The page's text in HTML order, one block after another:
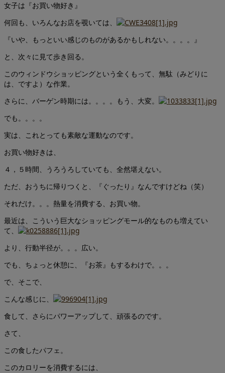
女子は『お買い物好き』
何回も、いろんなお店を覗いては、
『いや、もっといい感じのものがあるかもしれない。。。。』
と、次々に見て歩き回る。
このウィンドウショッピングという全くもって、無駄（みどりに
は、ですよ）な作業。
さらに、バーゲン時期には。。。。もう、大変。
でも。。。。
実は、これとっても素敵な運動なのです。
お買い物好きは、
４，５時間、うろうろしていても、全然堪えない。
ただ、おうちに帰りつくと、『ぐったり』なんですけどね（笑）
それだけ。。。熱量を消費する、お買い物。
最近は、こういう巨大なショッピングモール的なものも増えてい
て、
より、行動半径が。。。広い。
でも、ちょっと休憩に、『お茶』もするわけで。。。
で、そこで、
こんな感じに、
食して、さらにパワーアップして、頑張るのです。
さて、
この食したパフェ。
このカロリーを消費するには、